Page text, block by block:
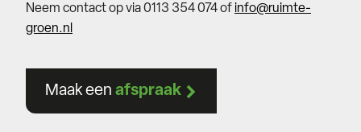
Neem contact op via 0113 354 074 of info@ruimte-
groen.nl
Maak een afspraak